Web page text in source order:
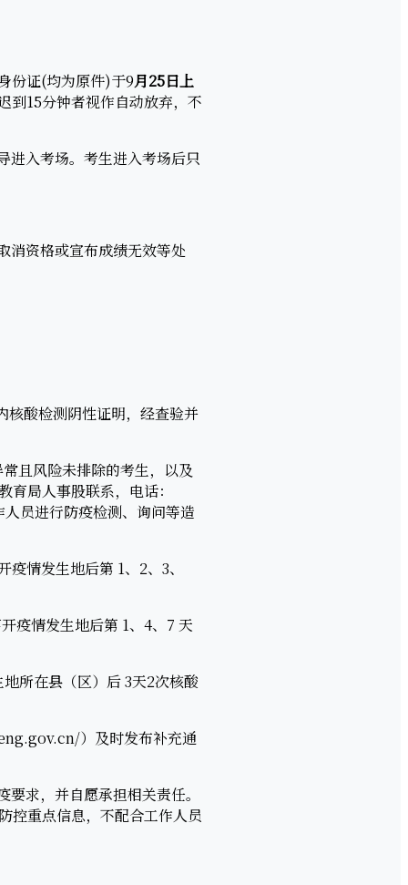
份证(均为原件)于9月25日上
到15分钟者视作自动放弃，不
入考场。考生进入考场后只
资格或宣布成绩无效等处
酸检测阴性证明，经查验并
风险未排除的考生，以及
局人事股联系，电话：
员进行防疫检测、询问等造
情发生地后第 1、2、3、
疫情发生地后第 1、4、7 天
所在县（区）后 3天2次核酸
）及时发布补充通
求，并自愿承担相关责任。
控重点信息，不配合工作人员